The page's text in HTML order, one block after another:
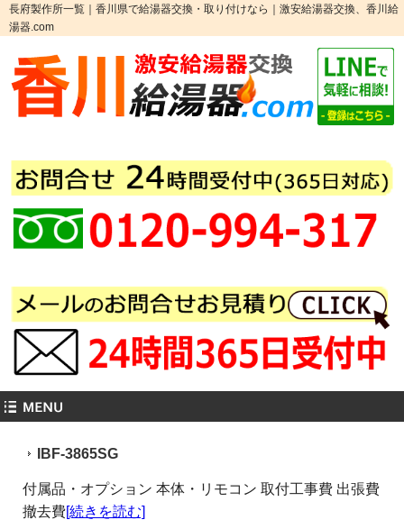
長府製作所一覧｜香川県で給湯器交換・取り付けなら｜激安給湯器交換、香川給
湯器.com
IBF-3865SG
付属品・オプション 本体・リモコン 取付工事費 出張費
撤去費[続きを読む]